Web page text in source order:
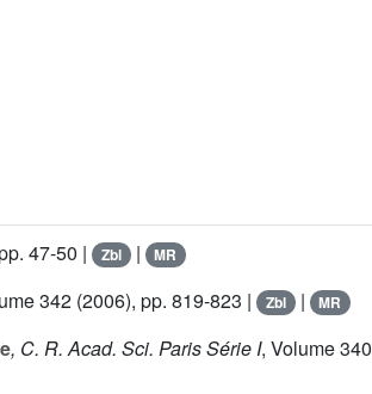
47-50 | Zbl | MR
342 (2006), pp. 819-823 | Zbl | MR
, C. R. Acad. Sci. Paris Série I, Volume 340